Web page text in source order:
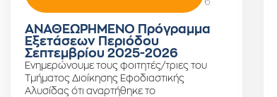
ΑΝΑΘΕΩΡΗΜΕΝΟ Πρόγραμμα
Εξετάσεων Περιόδου
Σεπτεμβρίου 2025-2026
Ενημερώνουμε τους φοιτητές/τριες του
Τμήματος Διοίκησης Εφοδιαστικής
Αλυσίδας ότι αναρτήθηκε το